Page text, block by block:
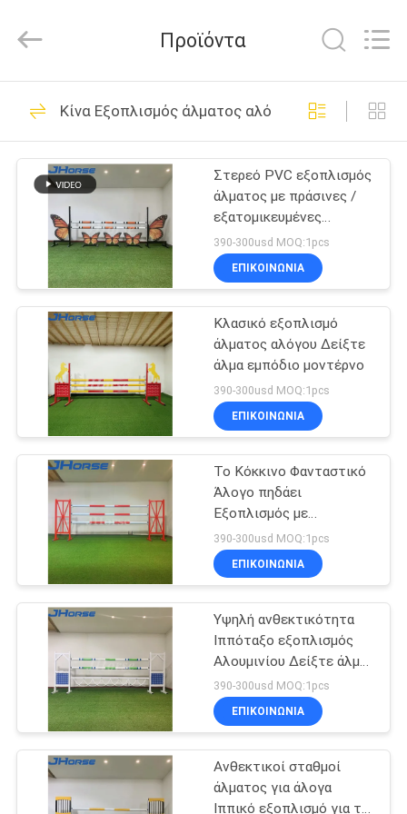
ΣΠΊΤΙ
ΠΡΟΪΌΝΤΑ
ΠΕΡΊΠΟΥ
ΕΜΕΊΣ
ΓΎΡΟΣ
ΕΡΓΟΣΤΑΣΊΩΝ
ΠΟΙΟΤΙΚΌΣ
ΈΛΕΓΧΟΣ
ΜΑΣ
ΕΛΆΤΕ
ΕΠΑΦΉ
ΜΕ
ΖΗΤΉΣΤΕ
ΈΝΑ
ΑΠΌΣΠΑΣΜΑ
SITEMAP
products
Rights
Μέτωπα στάβλων
αλόγων
386
ευρωπαϊκοί
στάβλοι αλόγων
371
Επιτροπές
στάβλων αλόγων
Μεταφορτώσιμο
άλογο
Προϊόντα
Κίνα Εξοπλισμός άλματος αλόγου
Στερεό PVC εξοπλισμός
άλματος με πράσινες /
εξατομικευμένες
επιλογές 1 έτος
390-300usd MOQ:1pcs
ΕΠΙΚΟΙΝΩΝΙΑ
Κλασικό εξοπλισμό
άλματος αλόγου Δείξτε
άλμα εμπόδιο μοντέρνο
390-300usd MOQ:1pcs
ΕΠΙΚΟΙΝΩΝΙΑ
Το Κόκκινο Φανταστικό
Άλογο πηδάει
Εξοπλισμός με
Προστασία
390-300usd MOQ:1pcs
ΕΠΙΚΟΙΝΩΝΙΑ
Υψηλή ανθεκτικότητα
Ιππόταξο εξοπλισμός
Αλουμινίου Δείξτε άλμα
Φτερά
390-300usd MOQ:1pcs
ΕΠΙΚΟΙΝΩΝΙΑ
Ανθεκτικοί σταθμοί
άλματος για άλογα
Ιππικό εξοπλισμό για τη